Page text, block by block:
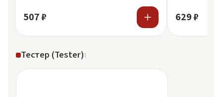
507 ₽ 629 ₽
Тестер (Tester)1